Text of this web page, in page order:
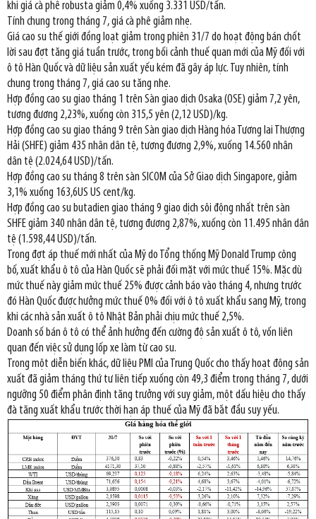
khi giá cà phê robusta giảm 0,4% xuống 3.331 USD/tấn.
Tính chung trong tháng 7, giá cà phê giảm nhẹ.
Giá cao su thế giới đồng loạt giảm trong phiên 31/7 do hoạt động bán chốt
lời sau đợt tăng giá tuần trước, trong bối cảnh thuế quan mới của Mỹ đối với
ô tô Hàn Quốc và dữ liệu sản xuất yếu kém đã gây áp lực. Tuy nhiên, tính
chung trong tháng 7, giá cao su tăng nhẹ.
Hợp đồng cao su giao tháng 1 trên Sàn giao dịch Osaka (OSE) giảm 7,2 yên,
tương đương 2,23%, xuống còn 315,5 yên (2,12 USD)/kg.
Hợp đồng cao su giao tháng 9 trên Sàn giao dịch Hàng hóa Tương lai Thượng
Hải (SHFE) giảm 435 nhân dân tệ, tương đương 2,9%, xuống 14.560 nhân
dân tệ (2.024,64 USD)/tấn.
Hợp đồng cao su tháng 8 trên sàn SICOM của Sở Giao dịch Singapore, giảm
3,1% xuống 163,6US US cent/kg.
Hợp đồng cao su butadien giao tháng 9 giao dịch sôi động nhất trên sàn
SHFE giảm 340 nhân dân tệ, tương đương 2,87%, xuống còn 11.495 nhân dân
tệ (1.598,44 USD)/tấn.
Trong đợt áp thuế mới nhất của Mỹ do Tổng thống Mỹ Donald Trump công
bố, xuất khẩu ô tô của Hàn Quốc sẽ phải đối mặt với mức thuế 15%. Mặc dù
mức thuế này giảm mức thuế 25% được cảnh báo vào tháng 4, nhưng trước
đó Hàn Quốc được hưởng mức thuế 0% đối với ô tô xuất khẩu sang Mỹ, trong
khi các nhà sản xuất ô tô Nhật Bản phải chịu mức thuế 2,5%.
Doanh số bán ô tô có thể ảnh hưởng đến cường độ sản xuất ô tô, vốn liên
quan đến việc sử dụng lốp xe làm từ cao su.
Trong một diễn biến khác, dữ liệu PMI của Trung Quốc cho thấy hoạt động sản
xuất đã giảm tháng thứ tư liên tiếp xuống còn 49,3 điểm trong tháng 7, dưới
ngưỡng 50 điểm phân định tăng trưởng với suy giảm, một dấu hiệu cho thấy
đà tăng xuất khẩu trước thời hạn áp thuế của Mỹ đã bắt đầu suy yếu.